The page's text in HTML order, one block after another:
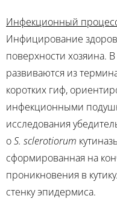
Инфекционный
Инфицирование
поверхности хозяина.
развиваются из
коротких гиф,
инфекционными
исследования
оS. sclerotiorum
сформированная на
проникновения в
стенку эпидермиса.